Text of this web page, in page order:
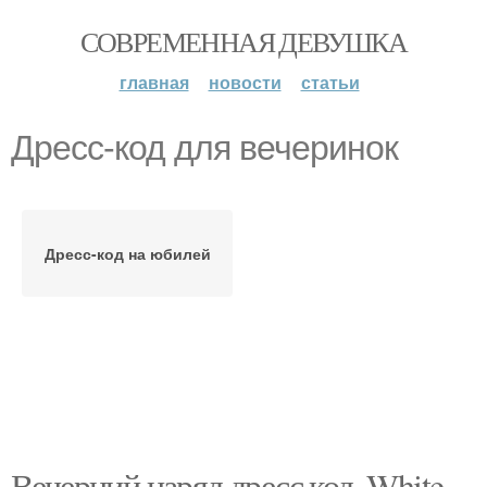
СОВРЕМЕННАЯ ДЕВУШКА
главная новости статьи
Дресс-код для вечеринок
Дресс-код на юбилей